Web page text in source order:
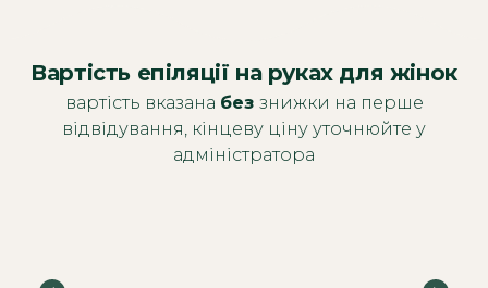
Вартість епіляції на руках для жінок
вартість вказана без знижки на перше
відвідування, кінцеву ціну уточнюйте у
адміністратора